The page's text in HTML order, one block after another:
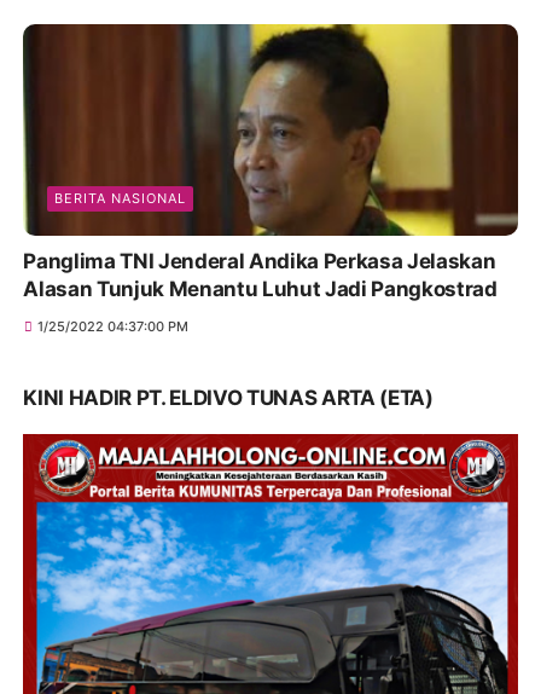
BERITA NASIONAL
Panglima TNI Jenderal Andika Perkasa Jelaskan
Alasan Tunjuk Menantu Luhut Jadi Pangkostrad
1/25/2022 04:37:00 PM
KINI HADIR PT. ELDIVO TUNAS ARTA (ETA)